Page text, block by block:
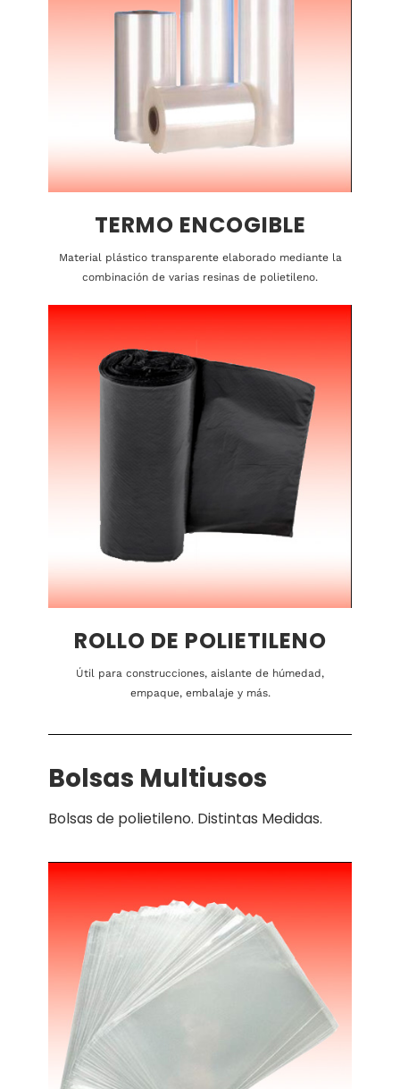
TERMO ENCOGIBLE
Material plástico transparente elaborado mediante la
combinación de varias resinas de polietileno.
ROLLO DE POLIETILENO
Útil para construcciones, aislante de húmedad,
empaque, embalaje y más.
Bolsas Multiusos
Bolsas de polietileno. Distintas Medidas.